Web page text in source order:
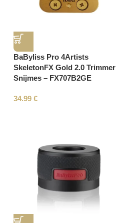
BaByliss Pro 4Artists
SkeletonFX Gold 2.0 Trimmer
Snijmes – FX707B2GE
34.99 €